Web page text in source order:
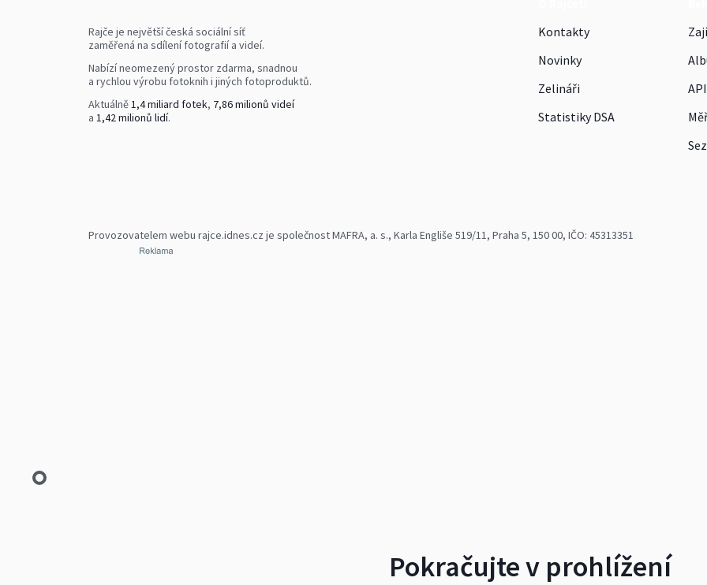
Rajče je největší česká sociální síť
zaměřená na sdílení fotografií a videí.
Nabízí neomezený prostor zdarma, snadnou
a rychlou výrobu fotoknih i jiných fotoproduktů.
Aktuálně1,4 miliard fotek, 7,86 milionů videí
a 1,42 milionů lidí.
Kontakty
Novinky
Zelináři
Statistiky DSA
Provozovatelem webu rajce.idnes.cz je společnost MAFRA, a. s., Karla Engliše 519/11, Praha 5, 150 00, IČO: 45313351
Pokračujte v prohlížení